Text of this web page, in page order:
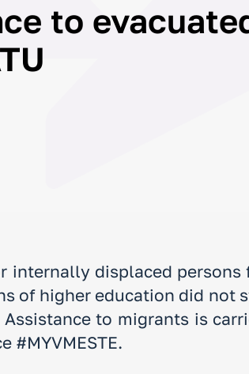
to
internally displaced persons
of higher education did not
to migrants is
#MYVMESTE.